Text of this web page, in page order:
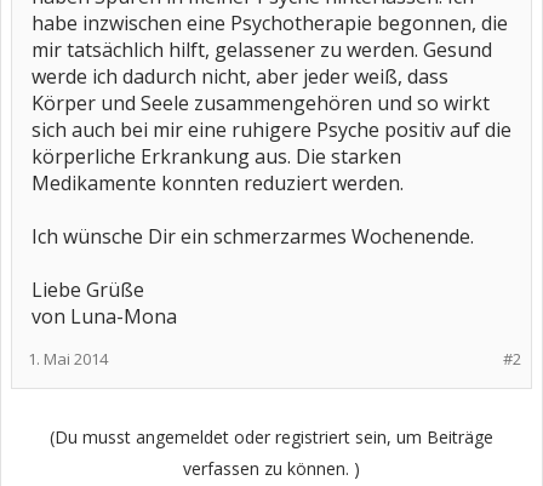
habe inzwischen eine Psychotherapie begonnen, die
mir tatsächlich hilft, gelassener zu werden. Gesund
werde ich dadurch nicht, aber jeder weiß, dass
Körper und Seele zusammengehören und so wirkt
sich auch bei mir eine ruhigere Psyche positiv auf die
körperliche Erkrankung aus. Die starken
Medikamente konnten reduziert werden.
Ich wünsche Dir ein schmerzarmes Wochenende.
Liebe Grüße
von Luna-Mona
#2
1. Mai 2014
(Du musst angemeldet oder registriert sein, um Beiträge
verfassen zu können. )